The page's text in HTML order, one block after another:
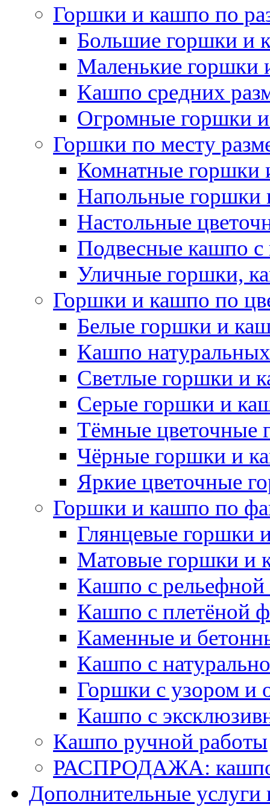
Горшки и кашпо по
Большие горшки и
Маленькие горшки
Кашпо средних
Огромные горшки
Горшки по месту
Комнатные горшки
Напольные горшки
Настольные
Подвесные кашпо с
Уличные горшки,
Горшки и кашпо по
Белые горшки и
Кашпо
Светлые горшки и
Серые горшки и
Тёмные цветочные
Чёрные горшки и
Яркие цветочные
Горшки и кашпо по
Глянцевые горшки
Матовые горшки и
Кашпо с рельефной
Кашпо с плетёной
Каменные и
Кашпо с
Горшки с узором и
Кашпо с
Кашпо ручной работы
РАСПРОДАЖА: кашпо
Дополнительные услуги